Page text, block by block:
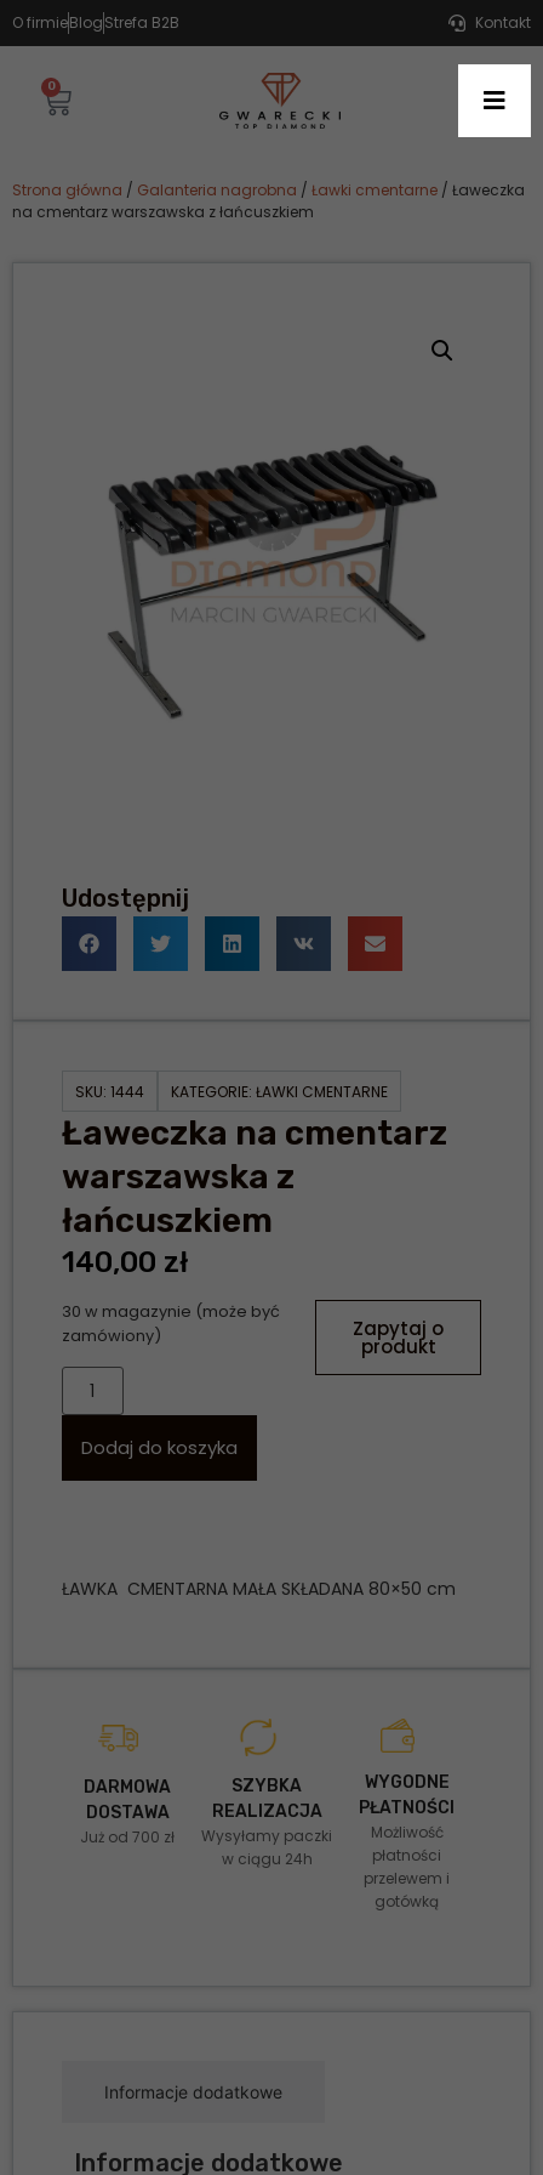
O firmieBlogStrefa B2B Kontakt
0
Strona główna / Galanteria nagrobna / Ławki cmentarne / Ławeczka
na cmentarz warszawska z łańcuszkiem
Udostępnij
SKU: 1444 KATEGORIE: ŁAWKI CMENTARNE
Ławeczka na cmentarz
warszawska z
łańcuszkiem
140,00 zł
30 w magazynie (może być
zamówiony)
Dodaj do koszyka
Zapytaj o
produkt
ŁAWKA CMENTARNA MAŁA SKŁADANA 80×50 cm
DARMOWA
DOSTAWA
Już od 700 zł
SZYBKA
REALIZACJA
Wysyłamy paczki
w ciągu 24h
WYGODNE
PŁATNOŚCI
Możliwość
płatności
przelewem i
gotówką
Informacje dodatkowe
Informacje dodatkowe